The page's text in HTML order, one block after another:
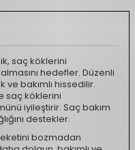
saç köklerini
hedefler. Düzenli
ve bakımlı hissedilir.
saç köklerini
iyileştirir. Saç bakım
destekler.
bozmadan